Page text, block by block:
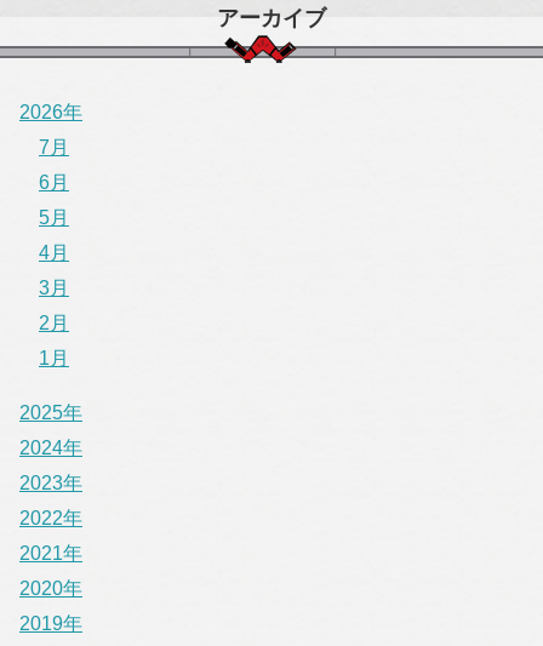
アーカイブ
2026年
7月
6月
5月
4月
3月
2月
1月
2025年
2024年
2023年
2022年
2021年
2020年
2019年